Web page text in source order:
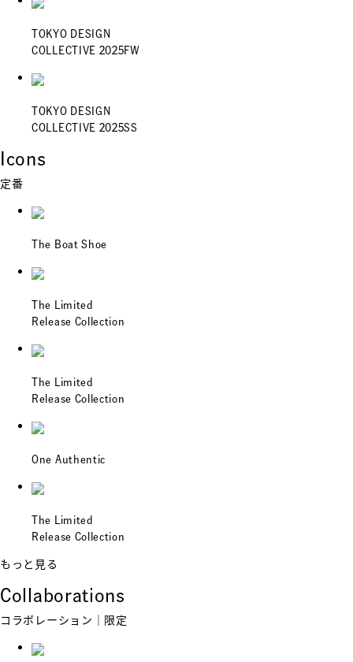
TOKYO DESIGN
COLLECTIVE 2025FW
TOKYO DESIGN
COLLECTIVE 2025SS
Icons
定番
The Boat Shoe
The Limited
Release Collection
The Limited
Release Collection
One Authentic
The Limited
Release Collection
もっと見る
Collaborations
コラボレーション｜限定